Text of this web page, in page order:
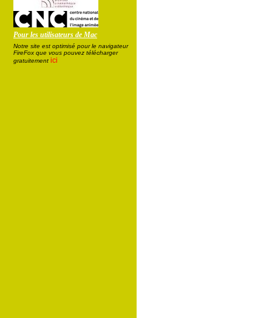
Pour les utilisateurs de Mac
Notre site est optimisé pour le navigateur
FireFox que vous pouvez télécharger
gratuitement ici